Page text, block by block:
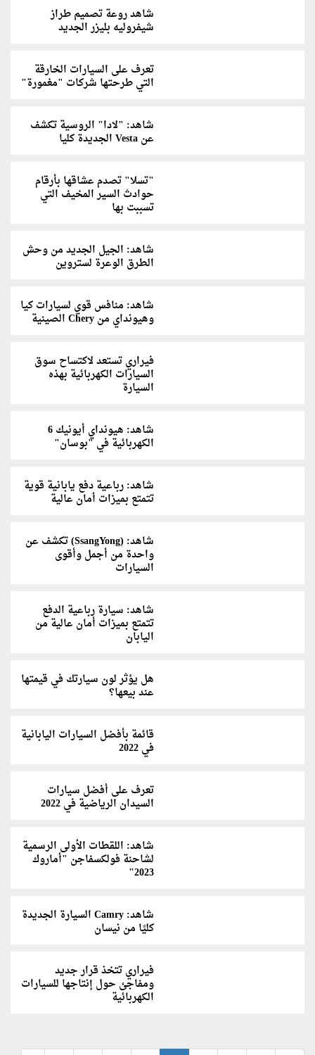
شاهد روعة تصميم طراز
شيفروليه بليزر الجديد
تعرف على السيارات الخارقة
التي طرحتها شركات "مغمورة"
شاهد: "لادا" الروسية تكشف
عن Vesta الجديدة كليا
"تسلا" تصدم عشاقها بأرقام
حوادث السير المخيف التي
تسببت بها
شاهد: الجيل الجديد من وحش
الطرق الوعرة لستروين
شاهد: منافس قوي لسيارات كيا
وهيونداي من Chery الصينية
فيراري تستعد لاكتساح سوق
السيارات الكهربائية بهذه
السيارة
شاهد: هيونداي أيونيك 6
الكهربائية في "بوسان"
شاهد: رباعية دفع يابانية قوية
تتمتع بميزات أمان عالية
شاهد: (SsangYong) تكشف عن
واحدة من أجمل وأقوى
السيارات
شاهد: سيارة رباعية الدفع
تتمتع بميزات أمان عالية من
اليابان
هل يؤثر لون سيارتك في قيمتها
عند بيعها؟
قائمة بأفضل السيارات اليابانية
في 2022
تعرف على أفضل سيارات
السيدان الرياضية في 2022
شاهد: اللقطات الأولى الرسمية
لشاحنة فولكسفاجن "أماروك
2023"
شاهد: Camry السيارة الجديدة
كليًا من نيسان
فيراري تتخذ قرار جديد
ومفاجئ حول إنتاجها للسيارات
الكهربائية